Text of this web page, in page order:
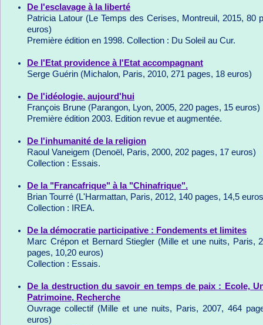
De l'esclavage à la liberté
Patricia Latour (Le Temps des Cerises, Montreuil, 2015, 80
euros)
Première édition en 1998. Collection : Du Soleil au Cur.
De l'Etat providence à l'Etat accompagnant
Serge Guérin (Michalon, Paris, 2010, 271 pages, 18 euros)
De l'idéologie, aujourd'hui
François Brune (Parangon, Lyon, 2005, 220 pages, 15 euros)
Première édition 2003. Edition revue et augmentée.
De l'inhumanité de la religion
Raoul Vaneigem (Denoël, Paris, 2000, 202 pages, 17 euros)
Collection : Essais.
De la "Francafrique" à la "Chinafrique".
Brian Tourré (L'Harmattan, Paris, 2012, 140 pages, 14,5
Collection : IREA.
De la démocratie participative : Fondements et limites
Marc Crépon et Bernard Stiegler (Mille et une nuits, Paris,
pages, 10,20 euros)
Collection : Essais.
De la destruction du savoir en temps de paix : Ecole,
Patrimoine, Recherche
Ouvrage collectif (Mille et une nuits, Paris, 2007, 464
euros)